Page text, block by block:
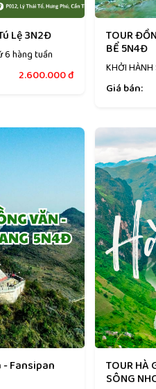
Lệ 3N2Đ
6 hàng tuần
2.600.000đ
TOUR
BỂ 5N4Đ
KHỞI
Giá bán:
- Fansipan TOUR HÀ
SÔNG